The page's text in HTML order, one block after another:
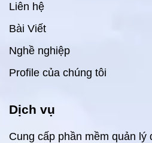
Liên hệ
Bài Viết
Nghề nghiệp
Profile của chúng tôi
Dịch vụ
Cung cấp phần mềm quản lý